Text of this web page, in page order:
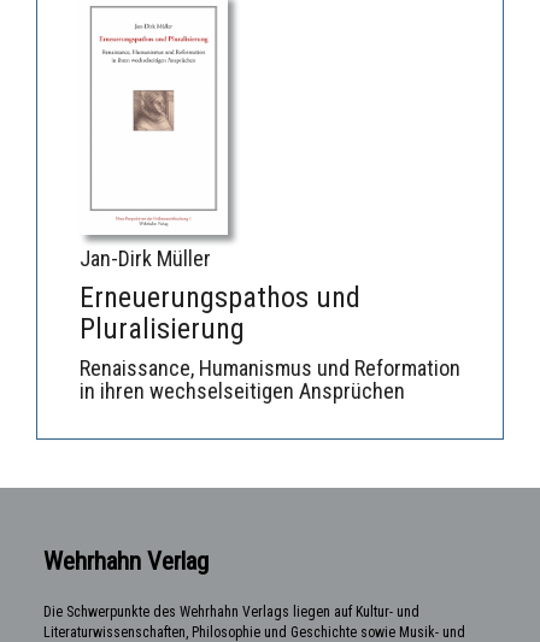
Jan-Dirk Müller
Erneuerungspathos und
Pluralisierung
Renaissance, Humanismus und Reformation
in ihren wechselseitigen Ansprüchen
Wehrhahn Verlag
Die Schwerpunkte des Wehrhahn Verlags liegen auf Kultur- und
Literaturwissenschaften, Philosophie und Geschichte sowie Musik- und